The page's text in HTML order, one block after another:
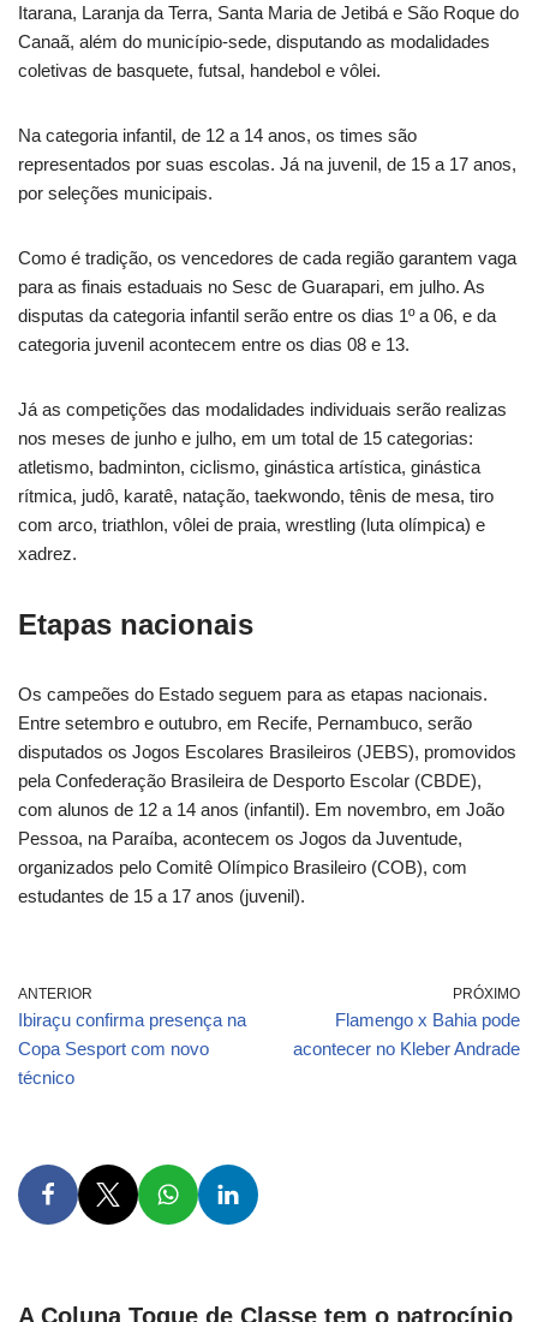
Itarana, Laranja da Terra, Santa Maria de Jetibá e São Roque do
Canaã, além do município-sede, disputando as modalidades
coletivas de basquete, futsal, handebol e vôlei.
Na categoria infantil, de 12 a 14 anos, os times são
representados por suas escolas. Já na juvenil, de 15 a 17 anos,
por seleções municipais.
Como é tradição, os vencedores de cada região garantem vaga
para as finais estaduais no Sesc de Guarapari, em julho. As
disputas da categoria infantil serão entre os dias 1º a 06, e da
categoria juvenil acontecem entre os dias 08 e 13.
Já as competições das modalidades individuais serão realizas
nos meses de junho e julho, em um total de 15 categorias:
atletismo, badminton, ciclismo, ginástica artística, ginástica
rítmica, judô, karatê, natação, taekwondo, tênis de mesa, tiro
com arco, triathlon, vôlei de praia, wrestling (luta olímpica) e
xadrez.
Etapas nacionais
Os campeões do Estado seguem para as etapas nacionais.
Entre setembro e outubro, em Recife, Pernambuco, serão
disputados os Jogos Escolares Brasileiros (JEBS), promovidos
pela Confederação Brasileira de Desporto Escolar (CBDE),
com alunos de 12 a 14 anos (infantil). Em novembro, em João
Pessoa, na Paraíba, acontecem os Jogos da Juventude,
organizados pelo Comitê Olímpico Brasileiro (COB), com
estudantes de 15 a 17 anos (juvenil).
ANTERIOR
Ibiraçu confirma presença na
Copa Sesport com novo
técnico
PRÓXIMO
Flamengo x Bahia pode
acontecer no Kleber Andrade
A Coluna Toque de Classe tem o patrocínio